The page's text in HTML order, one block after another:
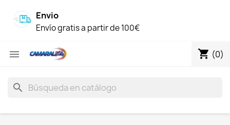
Envio
Envío gratis a partir de 100€
 shopping_cart (0)
search